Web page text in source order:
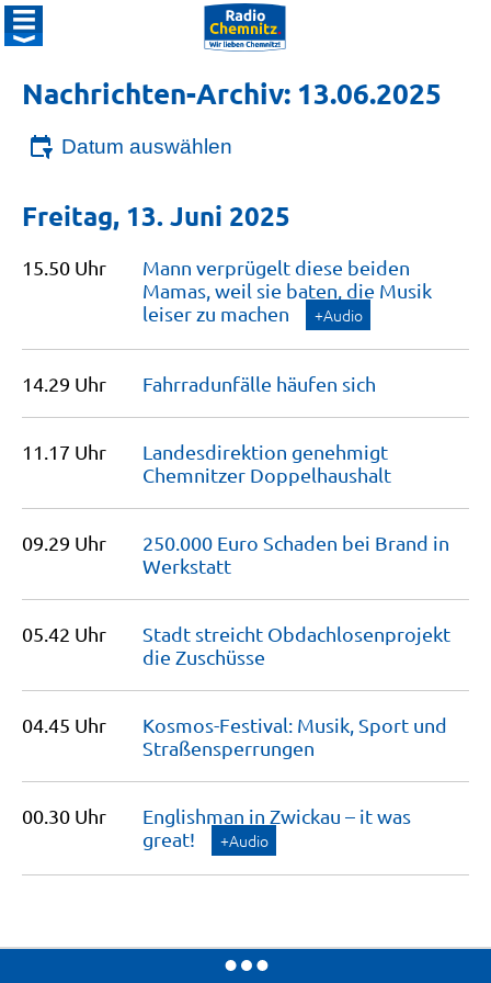
Nachrichten-Archiv: 13.06.2025
Datum auswählen
Freitag, 13. Juni 2025
15.50 Uhr
Mann verprügelt diese beiden
Mamas, weil sie baten, die Musik
leiser zu machen +Audio
14.29 Uhr Fahrradunfälle häufen sich
11.17 Uhr
Landesdirektion genehmigt
Chemnitzer Doppelhaushalt
09.29 Uhr
250.000 Euro Schaden bei Brand in
Werkstatt
05.42 Uhr
Stadt streicht Obdachlosenprojekt
die Zuschüsse
04.45 Uhr
Kosmos-Festival: Musik, Sport und
Straßensperrungen
00.30 Uhr
Englishman in Zwickau – it was
great!
+Audio